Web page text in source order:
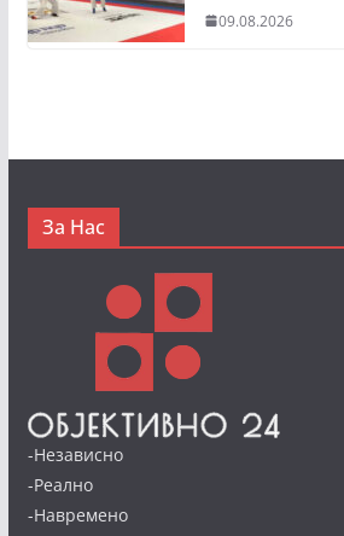
09.08.2026
За Нас
-Независно
-Реално
-Навремено